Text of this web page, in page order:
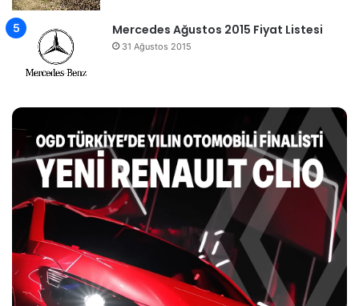
Mercedes Ağustos 2015 Fiyat Listesi
31 Ağustos 2015